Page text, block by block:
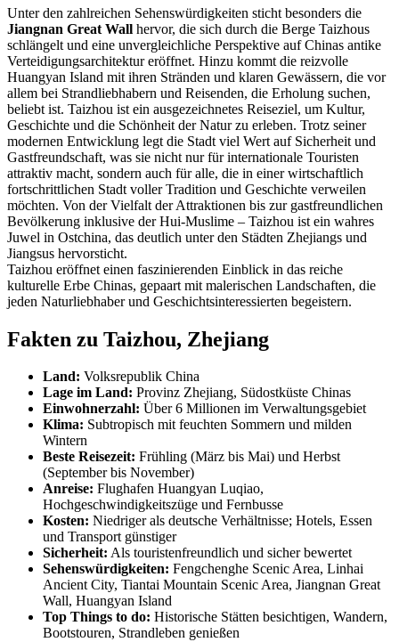
Unter den zahlreichen Sehenswürdigkeiten sticht besonders die
Jiangnan Great Wall hervor, die sich durch die Berge Taizhous
schlängelt und eine unvergleichliche Perspektive auf Chinas antike
Verteidigungsarchitektur eröffnet. Hinzu kommt die reizvolle
Huangyan Island mit ihren Stränden und klaren Gewässern, die vor
allem bei Strandliebhabern und Reisenden, die Erholung suchen,
beliebt ist. Taizhou ist ein ausgezeichnetes Reiseziel, um Kultur,
Geschichte und die Schönheit der Natur zu erleben. Trotz seiner
modernen Entwicklung legt die Stadt viel Wert auf Sicherheit und
Gastfreundschaft, was sie nicht nur für internationale Touristen
attraktiv macht, sondern auch für alle, die in einer wirtschaftlich
fortschrittlichen Stadt voller Tradition und Geschichte verweilen
möchten. Von der Vielfalt der Attraktionen bis zur gastfreundlichen
Bevölkerung inklusive der Hui-Muslime – Taizhou ist ein wahres
Juwel in Ostchina, das deutlich unter den Städten Zhejiangs und
Jiangsus hervorsticht.
Taizhou eröffnet einen faszinierenden Einblick in das reiche
kulturelle Erbe Chinas, gepaart mit malerischen Landschaften, die
jeden Naturliebhaber und Geschichtsinteressierten begeistern.
Fakten zu Taizhou, Zhejiang
Land: Volksrepublik China
Lage im Land: Provinz Zhejiang, Südostküste Chinas
Einwohnerzahl: Über 6 Millionen im Verwaltungsgebiet
Klima: Subtropisch mit feuchten Sommern und milden
Wintern
Beste Reisezeit: Frühling (März bis Mai) und Herbst
(September bis November)
Anreise: Flughafen Huangyan Luqiao,
Hochgeschwindigkeitszüge und Fernbusse
Kosten: Niedriger als deutsche Verhältnisse; Hotels, Essen
und Transport günstiger
Sicherheit: Als touristenfreundlich und sicher bewertet
Sehenswürdigkeiten: Fengchenghe Scenic Area, Linhai
Ancient City, Tiantai Mountain Scenic Area, Jiangnan Great
Wall, Huangyan Island
Top Things to do: Historische Stätten besichtigen, Wandern,
Bootstouren, Strandleben genießen